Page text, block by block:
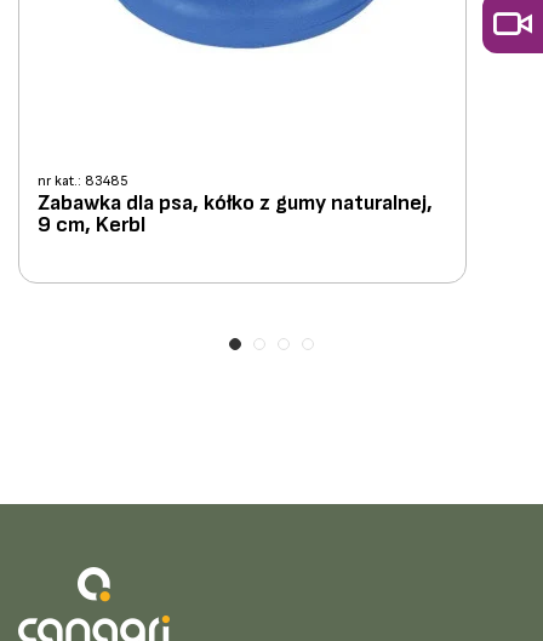
nr kat.: 83485
Zabawka dla psa, kółko z gumy naturalnej,
9 cm, Kerbl